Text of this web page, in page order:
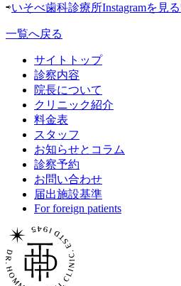
⇨いそべ歯科診療所Instagramを見
一覧へ戻る
サイトトップ
診察内容
院長について
クリニック紹介
料金表
スタッフ
お知らせとコラム
診察予約
お問い合わせ
届出施設基準
For foreign patients